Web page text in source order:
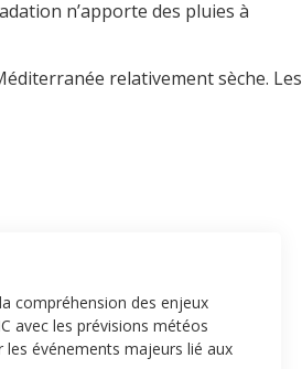
n’apporte des pluies à
relativement sèche. Les
compréhension des enjeux
avec les prévisions météos
événements majeurs lié aux